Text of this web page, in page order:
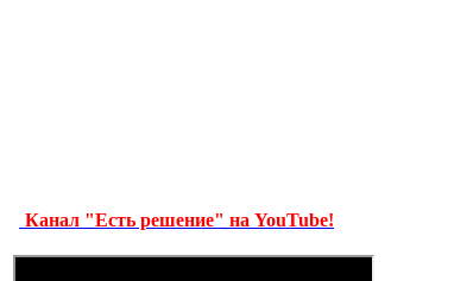
Канал "Есть решение" на YouTube!